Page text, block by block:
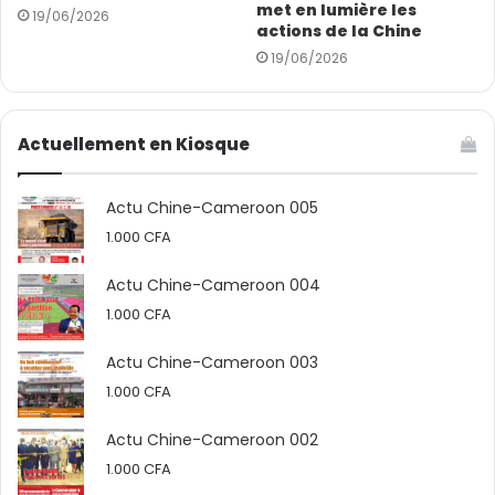
En 2025, le monde célèbre les 130 ans du cinéma, tandis
que la Chine marque le 120e anniversaire de son
industrie du septième art.
(Source : CGTN Français ; photo : CMG)
19/06/2026
met en lumière les
actions de la Chine
19/06/2026
Actuellement en Kiosque
Actu Chine-Cameroon 005
1.000 CFA
Actu Chine-Cameroon 004
1.000 CFA
Actu Chine-Cameroon 003
1.000 CFA
Actu Chine-Cameroon 002
1.000 CFA